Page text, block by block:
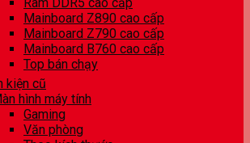
Mainboard Z890 cao cấp
Mainboard Z790 cao cấp
Mainboard B760 cao cấp
Top bán chạy
kiện cũ
hình máy tính
Gaming
Văn phòng